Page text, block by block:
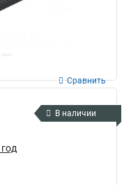
Сравнить
В наличии